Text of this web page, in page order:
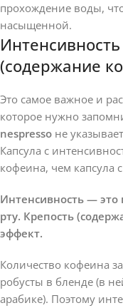
прохождение воды,
насыщенной.
(содержание
Это самое важное и
которое нужно
nespresso не
Капсула с
кофеина, чем капсула
Интенсивность — это
рту. Крепость
эффект.
Количество кофеина
робусты в бленде (в
арабике). Поэтому